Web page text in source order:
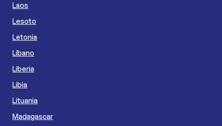
Laos
Lesoto
Letonia
Líbano
Liberia
Libia
Lituania
Madagascar